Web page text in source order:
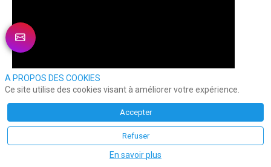
A PROPOS DES COOKIES
Ce site utilise des cookies visant à améliorer votre expérience.
Accepter
Refuser
En savoir plus